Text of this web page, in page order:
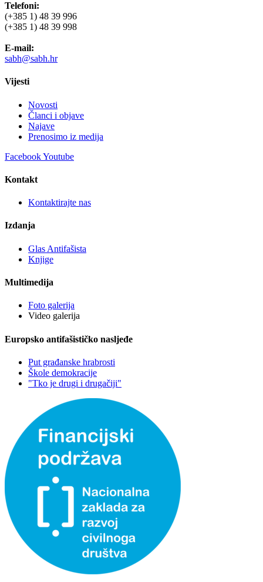
Telefoni:
(+385 1) 48 39 996
(+385 1) 48 39 998
E-mail:
sabh@sabh.hr
Vijesti
Novosti
Članci i objave
Najave
Prenosimo iz medija
FacebookYoutube
Kontakt
Kontaktirajte nas
Izdanja
Glas Antifašista
Knjige
Multimedija
Foto galerija
Video galerija
Europsko antifašističko nasljeđe
Put građanske hrabrosti
Škole demokracije
"Tko je drugi i drugačiji"